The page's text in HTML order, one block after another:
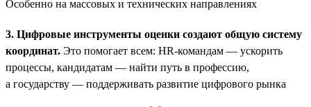
Особенно на массовых и технических направлениях
3. Цифровые инструменты оценки создают общую систему
координат. Это помогает всем: HR-командам — ускорить
процессы, кандидатам — найти путь в профессию,
а государству — поддерживать развитие цифрового рынка